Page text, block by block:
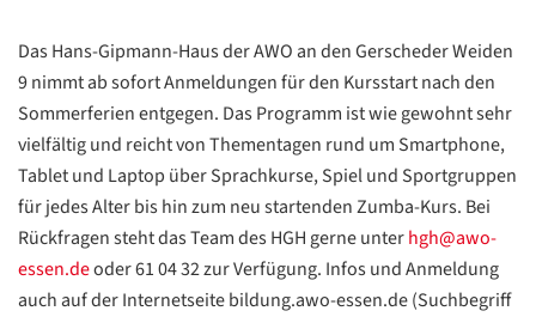
Das Hans-Gipmann-Haus der AWO an den Gerscheder Weiden
9 nimmt ab sofort Anmeldungen für den Kursstart nach den
Sommerferien entgegen. Das Programm ist wie gewohnt sehr
vielfältig und reicht von Thementagen rund um Smartphone,
Tablet und Laptop über Sprachkurse, Spiel und Sportgruppen
für jedes Alter bis hin zum neu startenden Zumba-Kurs. Bei
Rückfragen steht das Team des HGH gerne unterhgh@awo-
essen.deoder 61 04 32 zur Verfügung. Infos und Anmeldung
auch auf der Internetseite bildung.awo-essen.de (Suchbegriff